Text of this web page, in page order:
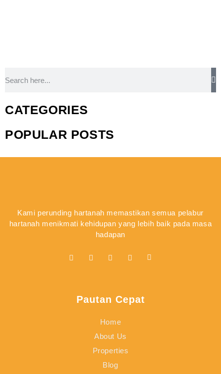
CATEGORIES
POPULAR POSTS
Kami perunding hartanah memastikan semua pelabur
hartanah menikmati kehidupan yang lebih baik pada masa
hadapan
Pautan Cepat
Home
About Us
Properties
Blog